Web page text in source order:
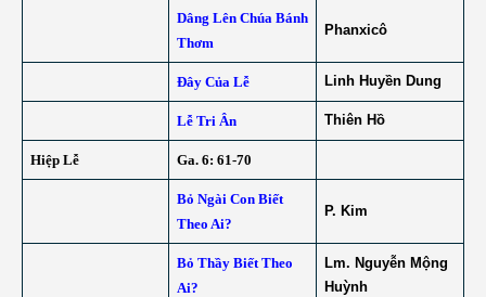
Dâng Lên Chúa Bánh
Thơm
Phanxicô
Đây Của Lễ Linh Huyền Dung
Lễ Tri Ân Thiên Hồ
Hiệp Lễ Ga. 6: 61-70
Bỏ Ngài Con Biết
Theo Ai?
P. Kim
Bỏ Thầy Biết Theo
Ai?
Lm. Nguyễn Mộng
Huỳnh